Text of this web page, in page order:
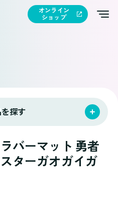
オンライン
ショップ
探す
バーマット 勇者
ターガオガイガ